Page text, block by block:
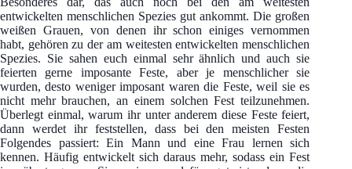
entwickelten menschlichen Spezies gut ankommt. Die großen
weißen Grauen, von denen ihr schon einiges vernommen
habt, gehören zu der am weitesten entwickelten menschlichen
Spezies. Sie sahen euch einmal sehr ähnlich und auch sie
feierten gerne imposante Feste, aber je menschlicher sie
wurden, desto weniger imposant waren die Feste, weil sie es
nicht mehr brauchen, an einem solchen Fest teilzunehmen.
Überlegt einmal, warum ihr unter anderem diese Feste feiert,
dann werdet ihr feststellen, dass bei den meisten Festen
Folgendes passiert: Ein Mann und eine Frau lernen sich
kennen. Häufig entwickelt sich daraus mehr, sodass ein Fest